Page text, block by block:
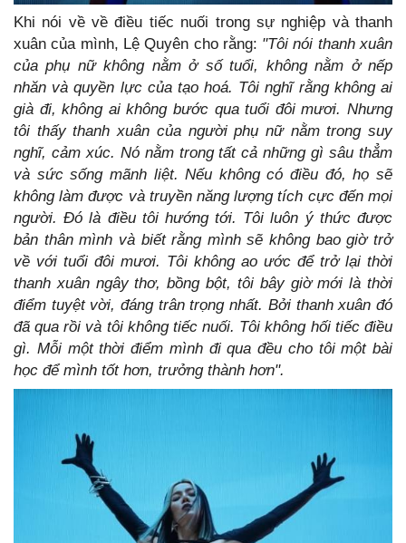
Khi nói về về điều tiếc nuối trong sự nghiệp và thanh
xuân của mình, Lệ Quyên cho rằng: "Tôi nói thanh xuân
của phụ nữ không nằm ở số tuổi, không nằm ở nếp
nhăn và quyền lực của tạo hoá. Tôi nghĩ rằng không ai
già đi, không ai không bước qua tuổi đôi mươi. Nhưng
tôi thấy thanh xuân của người phụ nữ nằm trong suy
nghĩ, cảm xúc. Nó nằm trong tất cả những gì sâu thẳm
và sức sống mãnh liệt. Nếu không có điều đó, họ sẽ
không làm được và truyền năng lượng tích cực đến mọi
người. Đó là điều tôi hướng tới. Tôi luôn ý thức được
bản thân mình và biết rằng mình sẽ không bao giờ trở
về với tuổi đôi mươi. Tôi không ao ước để trở lại thời
thanh xuân ngây thơ, bồng bột, tôi bây giờ mới là thời
điểm tuyệt vời, đáng trân trọng nhất. Bởi thanh xuân đó
đã qua rồi và tôi không tiếc nuối. Tôi không hối tiếc điều
gì. Mỗi một thời điểm mình đi qua đều cho tôi một bài
học để mình tốt hơn, trưởng thành hơn".